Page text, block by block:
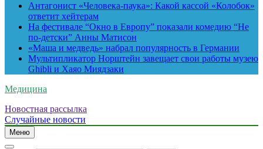
Антагонист «Человека-паука»: Какой кассой «Колобок»
ответит хейтерам
На фестивале “Окно в Европу” показали комедию “Не
по-детски” Анны Матисон
«Маша и медведь» набрал популярность в Германии
Мультипликатор Норштейн завещает свои работы музею
Ghibli и Хаяо Миядзаки
Медицина
Новостная рассылка
Случайные новости
Меню